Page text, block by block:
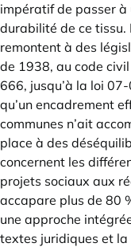
impératif de passer à
durabilité de ce
remontent à des
de 1938, au code
666, jusqu’à la loi
qu’un encadrement
communes n’ait
place à des
concernent les
projets sociaux aux
accapare plus de 80
une approche
textes juridiques et